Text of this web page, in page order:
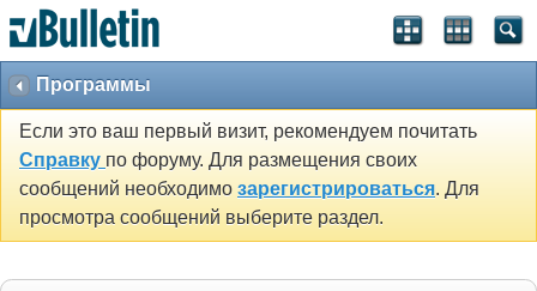
Программы
Если это ваш первый визит, рекомендуем почитать
Справку по форуму. Для размещения своих
сообщений необходимо зарегистрироваться. Для
просмотра сообщений выберите раздел.